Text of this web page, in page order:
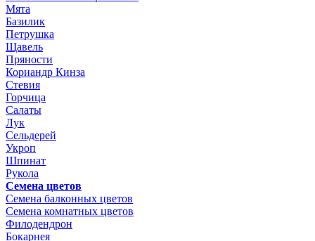
Мята
Базилик
Петрушка
Щавель
Пряности
Кориандр Кинза
Стевия
Горчица
Салаты
Лук
Сельдерей
Укроп
Шпинат
Рукола
Семена цветов
Семена балконных цветов
Семена комнатных цветов
Филодендрон
Бокарнея